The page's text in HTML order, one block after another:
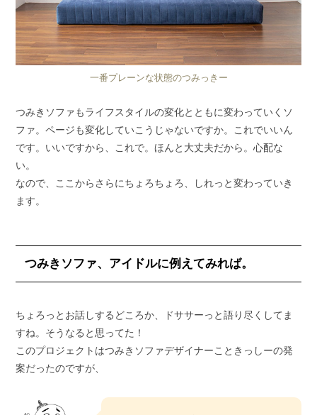
一番プレーンな状態のつみっきー
つみきソファもライフスタイルの変化とともに変わっていくソ
ファ。ページも変化していこうじゃないですか。これでいいん
です。いいですから、これで。ほんと大丈夫だから。心配な
い。
なので、ここからさらにちょろちょろ、しれっと変わっていき
ます。
つみきソファ、アイドルに例えてみれば。
ちょろっとお話しするどころか、ドササーっと語り尽くしてま
すね。そうなると思ってた！
このプロジェクトはつみきソファデザイナーこときっしーの発
案だったのですが、